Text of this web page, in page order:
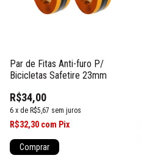
Par de Fitas Anti-furo P/
Bicicletas Safetire 23mm
R$34,00
6 x de R$5,67 sem juros
R$32,30 com Pix